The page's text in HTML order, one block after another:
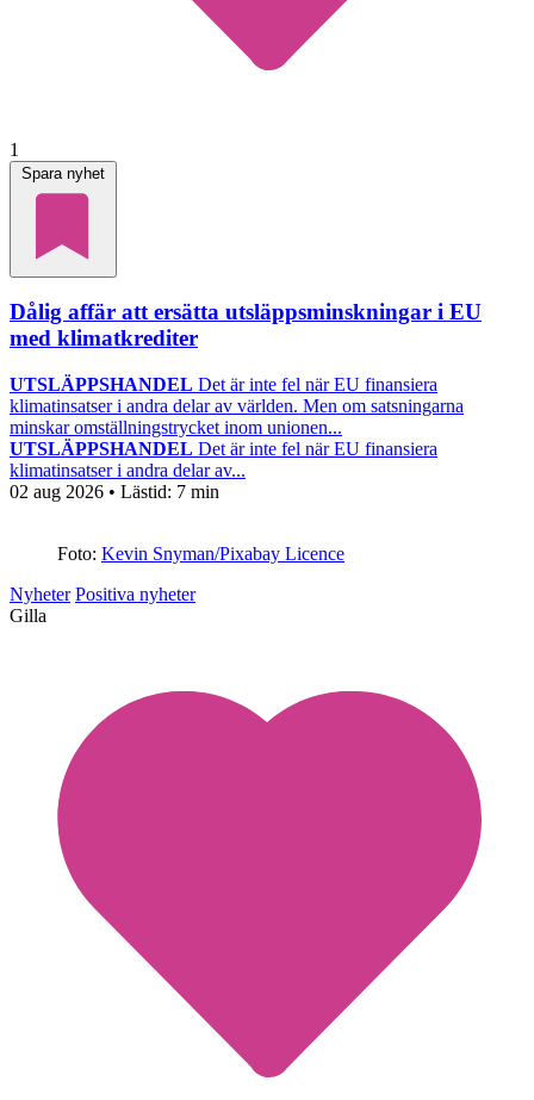
1
Spara nyhet
Dålig affär att ersätta utsläppsminskningar i EU
med klimatkrediter
UTSLÄPPSHANDEL Det är inte fel när EU finansiera
klimatinsatser i andra delar av världen. Men om satsningarna
minskar omställningstrycket inom unionen...
UTSLÄPPSHANDEL Det är inte fel när EU finansiera
klimatinsatser i andra delar av...
02 aug 2026 • Lästid: 7 min
Foto: Kevin Snyman/Pixabay Licence
Nyheter Positiva nyheter
Gilla